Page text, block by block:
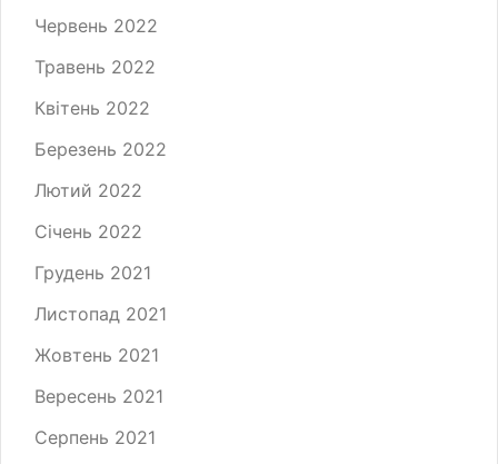
Червень 2022
Травень 2022
Квітень 2022
Березень 2022
Лютий 2022
Січень 2022
Грудень 2021
Листопад 2021
Жовтень 2021
Вересень 2021
Серпень 2021